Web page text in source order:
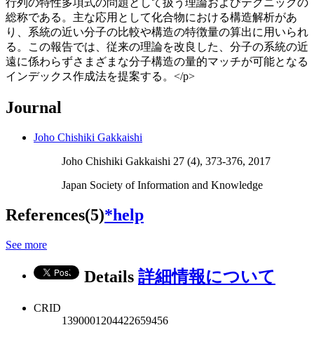
行列の特性多項式の問題として扱う理論およびテクニックの
総称である。主な応用として化合物における構造解析があ
り、系統の近い分子の比較や構造の特徴量の算出に用いられ
る。この報告では、従来の理論を改良した、分子の系統の近
遠に係わらずさまざまな分子構造の量的マッチが可能となる
インデックス作成法を提案する。</p>
Journal
Joho Chishiki Gakkaishi
Joho Chishiki Gakkaishi 27 (4), 373-376, 2017
Japan Society of Information and Knowledge
References(5)*help
See more
Details 詳細情報について
CRID
1390001204422659456